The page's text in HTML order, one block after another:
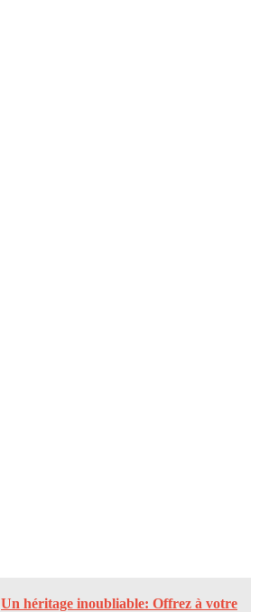
Un héritage inoubliable: Offrez à votre